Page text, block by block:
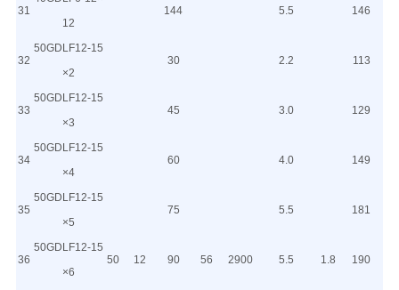
31
12
144 5.5 146
32
50GDLF12-15
×2
50 12
30
56 2900
2.2
1.8
113
33
50GDLF12-15
×3
45 3.0 129
34
50GDLF12-15
×4
60 4.0 149
35
50GDLF12-15
×5
75 5.5 181
36
50GDLF12-15
×6
90 5.5 190